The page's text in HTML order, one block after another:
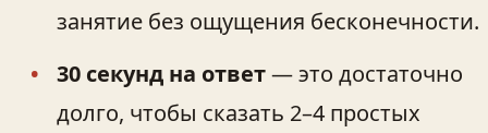
занятие без ощущения бесконечности.
30 секунд на ответ— это достаточно
долго, чтобы сказать 2–4 простых